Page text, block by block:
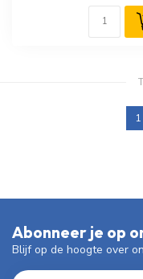
1
Abonneer je op
Blijf op de hoogte over